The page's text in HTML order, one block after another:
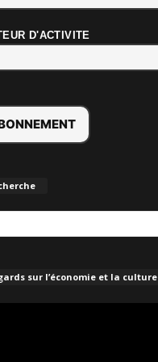
D'ACTIVITE
sur l’économie et la culture